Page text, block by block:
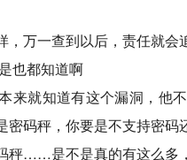
，万一查到以后，责任就
也都知道啊
来就知道有这个漏洞，他
码秤，你要是不支持密码
秤……是不是真的有这么多